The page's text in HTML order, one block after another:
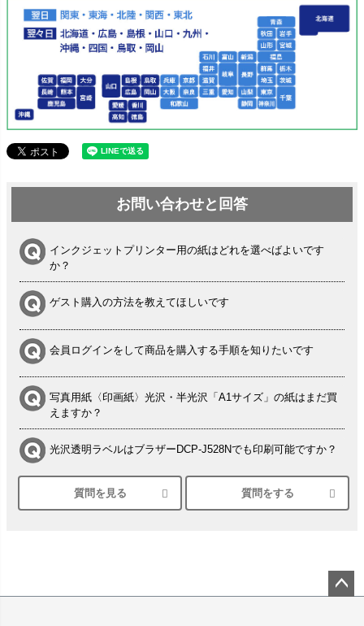
お問い合わせと回答
インクジェットプリンター用の紙はどれを選べばよいです
か？
ゲスト購入の方法を教えてほしいです
会員ログインをして商品を購入する手順を知りたいです
写真用紙〈印画紙〉光沢・半光沢「A1サイズ」の紙はまだ買
えますか？
光沢透明ラベルはブラザーDCP-J528Nでも印刷可能ですか？
シルバーペーパーにEPSON EP-30VAで印刷するときの設定
は？
塩ビのロール紙で離型紙が透明の商品はありますか
質問を見る 質問をする